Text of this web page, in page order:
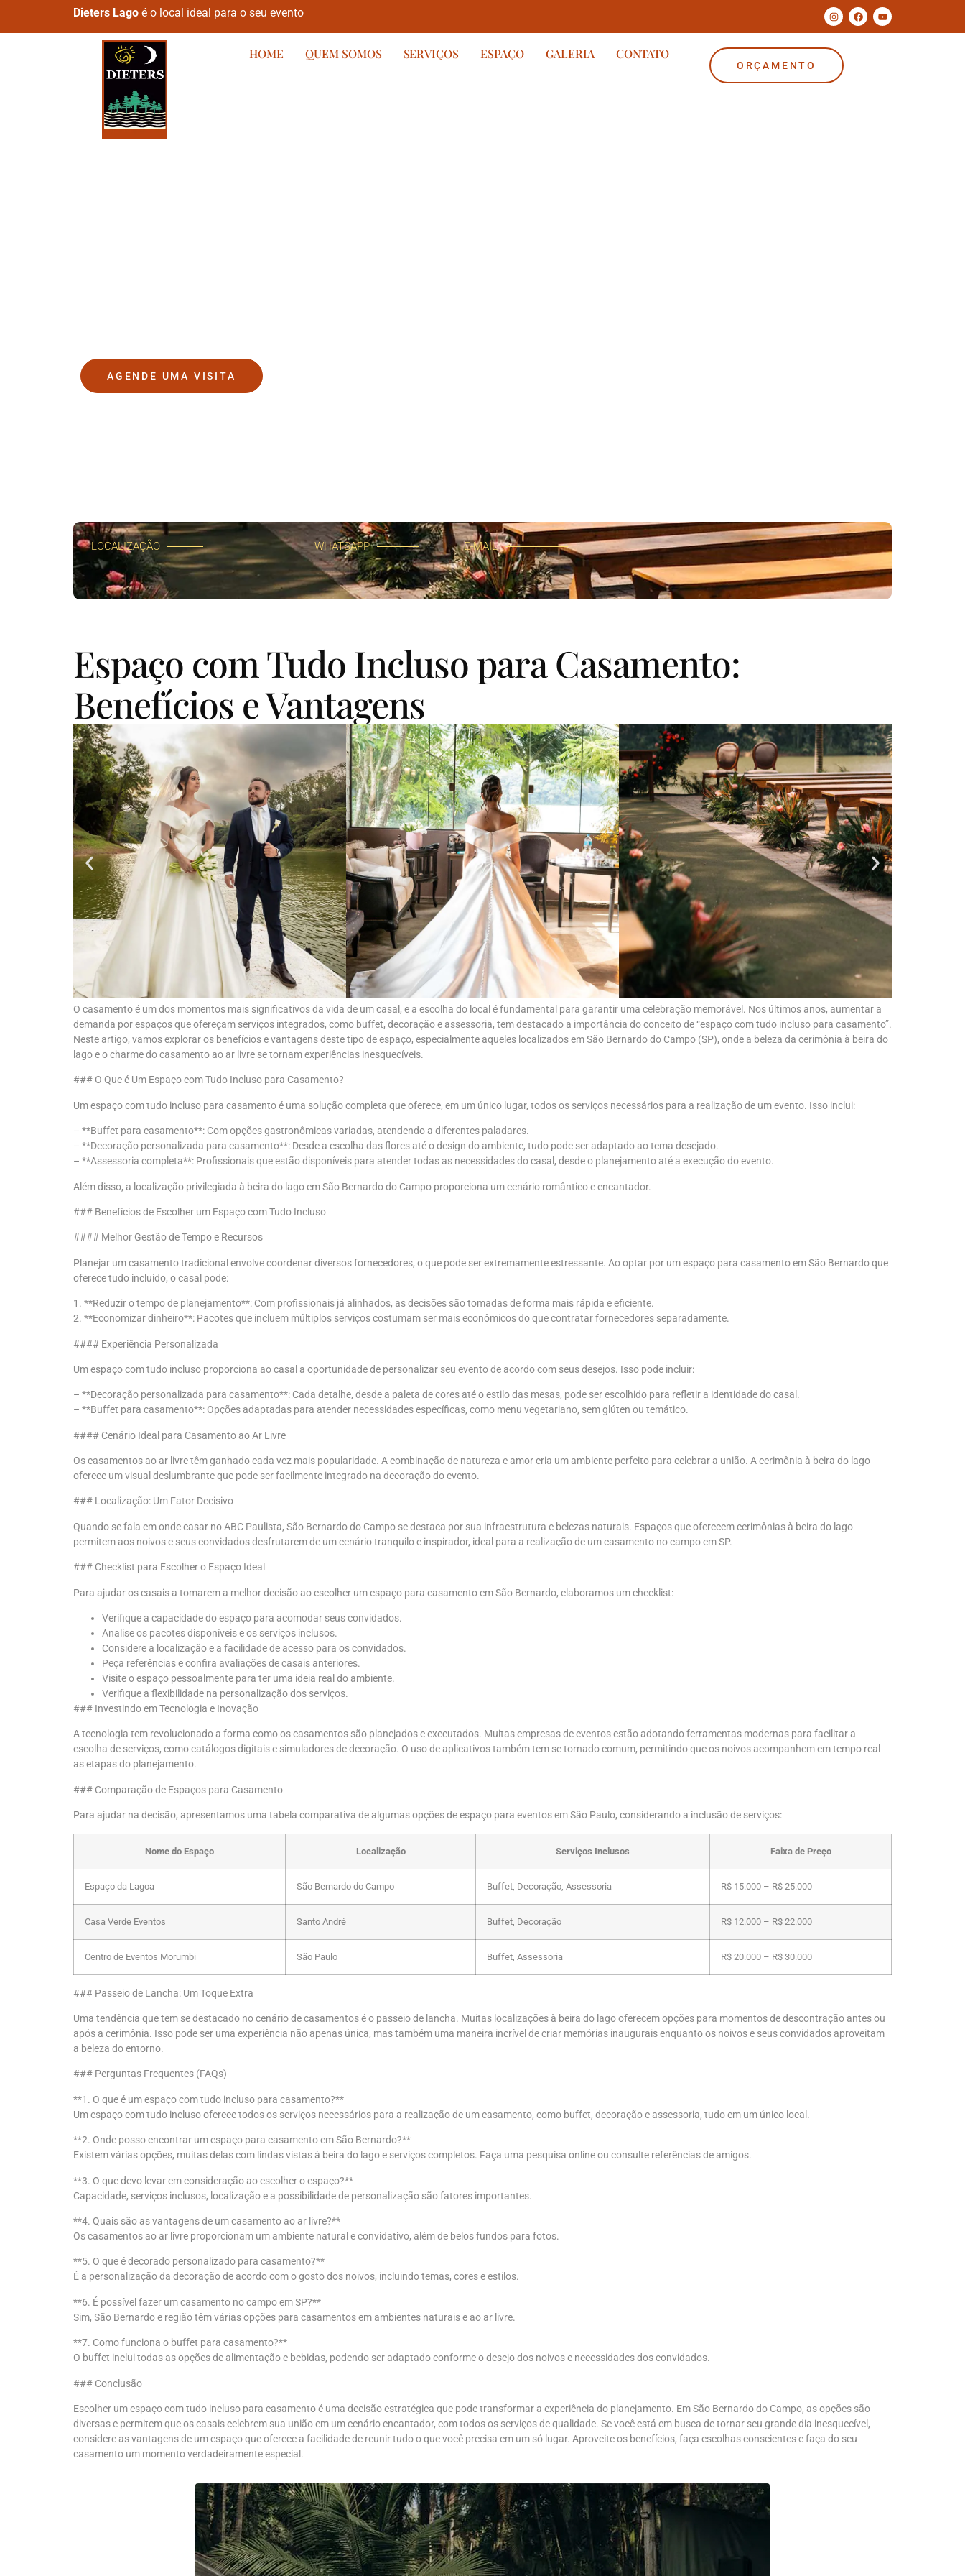
Dieters Lago é o local ideal para o seu evento
HOME QUEM SOMOS SERVIÇOS ESPAÇO GALERIA CONTATO
ORÇAMENTO
AGENDE UMA VISITA
LOCALIZAÇÃO WHATSAPP E-MAIL
Espaço com Tudo Incluso para Casamento:
Benefícios e Vantagens
O casamento é um dos momentos mais significativos da vida de um casal, e a escolha do local é fundamental para garantir uma celebração memorável. Nos últimos anos, aumentar a
demanda por espaços que ofereçam serviços integrados, como buffet, decoração e assessoria, tem destacado a importância do conceito de “espaço com tudo incluso para casamento”.
Neste artigo, vamos explorar os benefícios e vantagens deste tipo de espaço, especialmente aqueles localizados em São Bernardo do Campo (SP), onde a beleza da cerimônia à beira do
lago e o charme do casamento ao ar livre se tornam experiências inesquecíveis.
### O Que é Um Espaço com Tudo Incluso para Casamento?
Um espaço com tudo incluso para casamento é uma solução completa que oferece, em um único lugar, todos os serviços necessários para a realização de um evento. Isso inclui:
– **Buffet para casamento**: Com opções gastronômicas variadas, atendendo a diferentes paladares.
– **Decoração personalizada para casamento**: Desde a escolha das flores até o design do ambiente, tudo pode ser adaptado ao tema desejado.
– **Assessoria completa**: Profissionais que estão disponíveis para atender todas as necessidades do casal, desde o planejamento até a execução do evento.
Além disso, a localização privilegiada à beira do lago em São Bernardo do Campo proporciona um cenário romântico e encantador.
### Benefícios de Escolher um Espaço com Tudo Incluso
#### Melhor Gestão de Tempo e Recursos
Planejar um casamento tradicional envolve coordenar diversos fornecedores, o que pode ser extremamente estressante. Ao optar por um espaço para casamento em São Bernardo que
oferece tudo incluído, o casal pode:
1. **Reduzir o tempo de planejamento**: Com profissionais já alinhados, as decisões são tomadas de forma mais rápida e eficiente.
2. **Economizar dinheiro**: Pacotes que incluem múltiplos serviços costumam ser mais econômicos do que contratar fornecedores separadamente.
#### Experiência Personalizada
Um espaço com tudo incluso proporciona ao casal a oportunidade de personalizar seu evento de acordo com seus desejos. Isso pode incluir:
– **Decoração personalizada para casamento**: Cada detalhe, desde a paleta de cores até o estilo das mesas, pode ser escolhido para refletir a identidade do casal.
– **Buffet para casamento**: Opções adaptadas para atender necessidades específicas, como menu vegetariano, sem glúten ou temático.
#### Cenário Ideal para Casamento ao Ar Livre
Os casamentos ao ar livre têm ganhado cada vez mais popularidade. A combinação de natureza e amor cria um ambiente perfeito para celebrar a união. A cerimônia à beira do lago
oferece um visual deslumbrante que pode ser facilmente integrado na decoração do evento.
### Localização: Um Fator Decisivo
Quando se fala em onde casar no ABC Paulista, São Bernardo do Campo se destaca por sua infraestrutura e belezas naturais. Espaços que oferecem cerimônias à beira do lago
permitem aos noivos e seus convidados desfrutarem de um cenário tranquilo e inspirador, ideal para a realização de um casamento no campo em SP.
### Checklist para Escolher o Espaço Ideal
Para ajudar os casais a tomarem a melhor decisão ao escolher um espaço para casamento em São Bernardo, elaboramos um checklist:
Verifique a capacidade do espaço para acomodar seus convidados.
Analise os pacotes disponíveis e os serviços inclusos.
Considere a localização e a facilidade de acesso para os convidados.
Peça referências e confira avaliações de casais anteriores.
Visite o espaço pessoalmente para ter uma ideia real do ambiente.
Verifique a flexibilidade na personalização dos serviços.
### Investindo em Tecnologia e Inovação
A tecnologia tem revolucionado a forma como os casamentos são planejados e executados. Muitas empresas de eventos estão adotando ferramentas modernas para facilitar a
escolha de serviços, como catálogos digitais e simuladores de decoração. O uso de aplicativos também tem se tornado comum, permitindo que os noivos acompanhem em tempo real
as etapas do planejamento.
### Comparação de Espaços para Casamento
Para ajudar na decisão, apresentamos uma tabela comparativa de algumas opções de espaço para eventos em São Paulo, considerando a inclusão de serviços:
Nome do Espaço Localização Serviços Inclusos Faixa de Preço
Espaço da Lagoa São Bernardo do Campo Buffet, Decoração, Assessoria R$ 15.000 – R$ 25.000
Casa Verde Eventos Santo André Buffet, Decoração R$ 12.000 – R$ 22.000
Centro de Eventos Morumbi São Paulo Buffet, Assessoria R$ 20.000 – R$ 30.000
### Passeio de Lancha: Um Toque Extra
Uma tendência que tem se destacado no cenário de casamentos é o passeio de lancha. Muitas localizações à beira do lago oferecem opções para momentos de descontração antes ou
após a cerimônia. Isso pode ser uma experiência não apenas única, mas também uma maneira incrível de criar memórias inaugurais enquanto os noivos e seus convidados aproveitam
a beleza do entorno.
### Perguntas Frequentes (FAQs)
**1. O que é um espaço com tudo incluso para casamento?**
Um espaço com tudo incluso oferece todos os serviços necessários para a realização de um casamento, como buffet, decoração e assessoria, tudo em um único local.
**2. Onde posso encontrar um espaço para casamento em São Bernardo?**
Existem várias opções, muitas delas com lindas vistas à beira do lago e serviços completos. Faça uma pesquisa online ou consulte referências de amigos.
**3. O que devo levar em consideração ao escolher o espaço?**
Capacidade, serviços inclusos, localização e a possibilidade de personalização são fatores importantes.
**4. Quais são as vantagens de um casamento ao ar livre?**
Os casamentos ao ar livre proporcionam um ambiente natural e convidativo, além de belos fundos para fotos.
**5. O que é decorado personalizado para casamento?**
É a personalização da decoração de acordo com o gosto dos noivos, incluindo temas, cores e estilos.
**6. É possível fazer um casamento no campo em SP?**
Sim, São Bernardo e região têm várias opções para casamentos em ambientes naturais e ao ar livre.
**7. Como funciona o buffet para casamento?**
O buffet inclui todas as opções de alimentação e bebidas, podendo ser adaptado conforme o desejo dos noivos e necessidades dos convidados.
### Conclusão
Escolher um espaço com tudo incluso para casamento é uma decisão estratégica que pode transformar a experiência do planejamento. Em São Bernardo do Campo, as opções são
diversas e permitem que os casais celebrem sua união em um cenário encantador, com todos os serviços de qualidade. Se você está em busca de tornar seu grande dia inesquecível,
considere as vantagens de um espaço que oferece a facilidade de reunir tudo o que você precisa em um só lugar. Aproveite os benefícios, faça escolhas conscientes e faça do seu
casamento um momento verdadeiramente especial.